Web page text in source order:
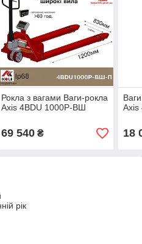
Рокла з вагами Ваги-рокла
Аxis 4BDU 1000Р-ВШ
69 540₴
Axis
18
рік